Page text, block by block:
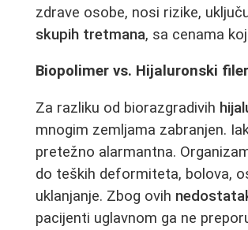
zdrave osobe, nosi rizike,
skupih tretmana, sa cenama
Biopolimer vs. Hijaluronski
Za razliku od biorazgradivih
mnogim zemljama zabranjen.
pretežno alarmantna.
do teških deformiteta, bolova,
uklanjanje. Zbog ovih
pacijenti uglavnom ga ne